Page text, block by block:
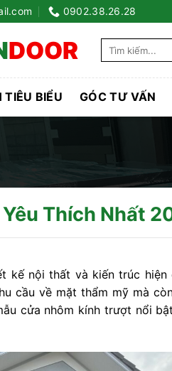
0902.38.26.28
DOOR
TIÊU BIỂU GÓC TƯ VẤN
Thích Nhất
kế nội thất và kiến trúc hiện
cầu về mặt thẩm mỹ mà
cửa nhôm kính trượt nổi